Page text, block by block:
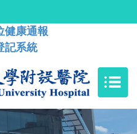
健康通報
記系統